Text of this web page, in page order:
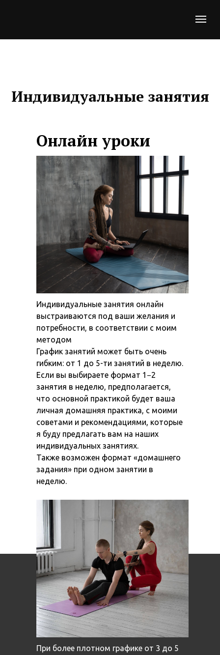
Индивидуальные занятия
Онлайн уроки
Индивидуальные занятия онлайн
выстраиваются под ваши желания и
потребности, в соответствии с моим
методом
График занятий может быть очень
гибким: от 1 до 5-ти занятий в неделю.
Если вы выбираете формат 1−2
занятия в неделю, предполагается,
что основной практикой будет ваша
личная домашняя практика, с моими
советами и рекомендациями, которые
я буду предлагать вам на наших
индивидуальных занятиях.
Также возможен формат «домашнего
задания» при одном занятии в
неделю.
При более плотном графике от 3 до 5